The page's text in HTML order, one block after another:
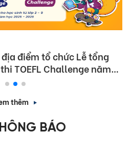
điểm tổ chức Lễ tổng
TOEFL Challenge năm
thêm
BÁO